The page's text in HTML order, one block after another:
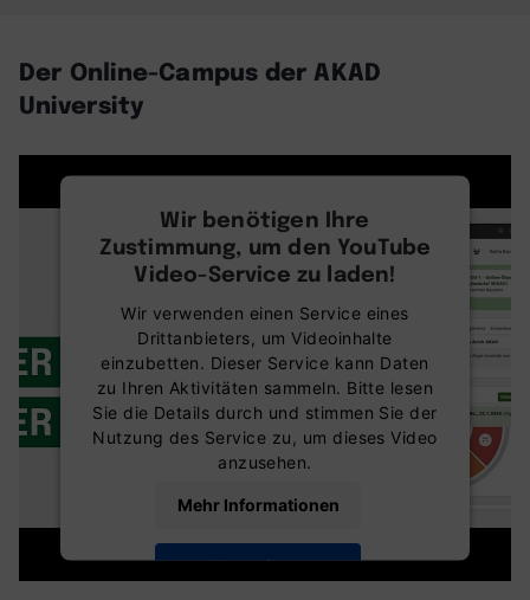
Wir benötigen Ihre
Zustimmung, um den YouTube
Video-Service zu laden!
Wir verwenden einen Service eines
Drittanbieters, um Videoinhalte
einzubetten. Dieser Service kann Daten
zu Ihren Aktivitäten sammeln. Bitte lesen
Sie die Details durch und stimmen Sie der
Nutzung des Service zu, um dieses Video
anzusehen.
Mehr Informationen
Akzeptieren
Der Online-Campus der AKAD
University